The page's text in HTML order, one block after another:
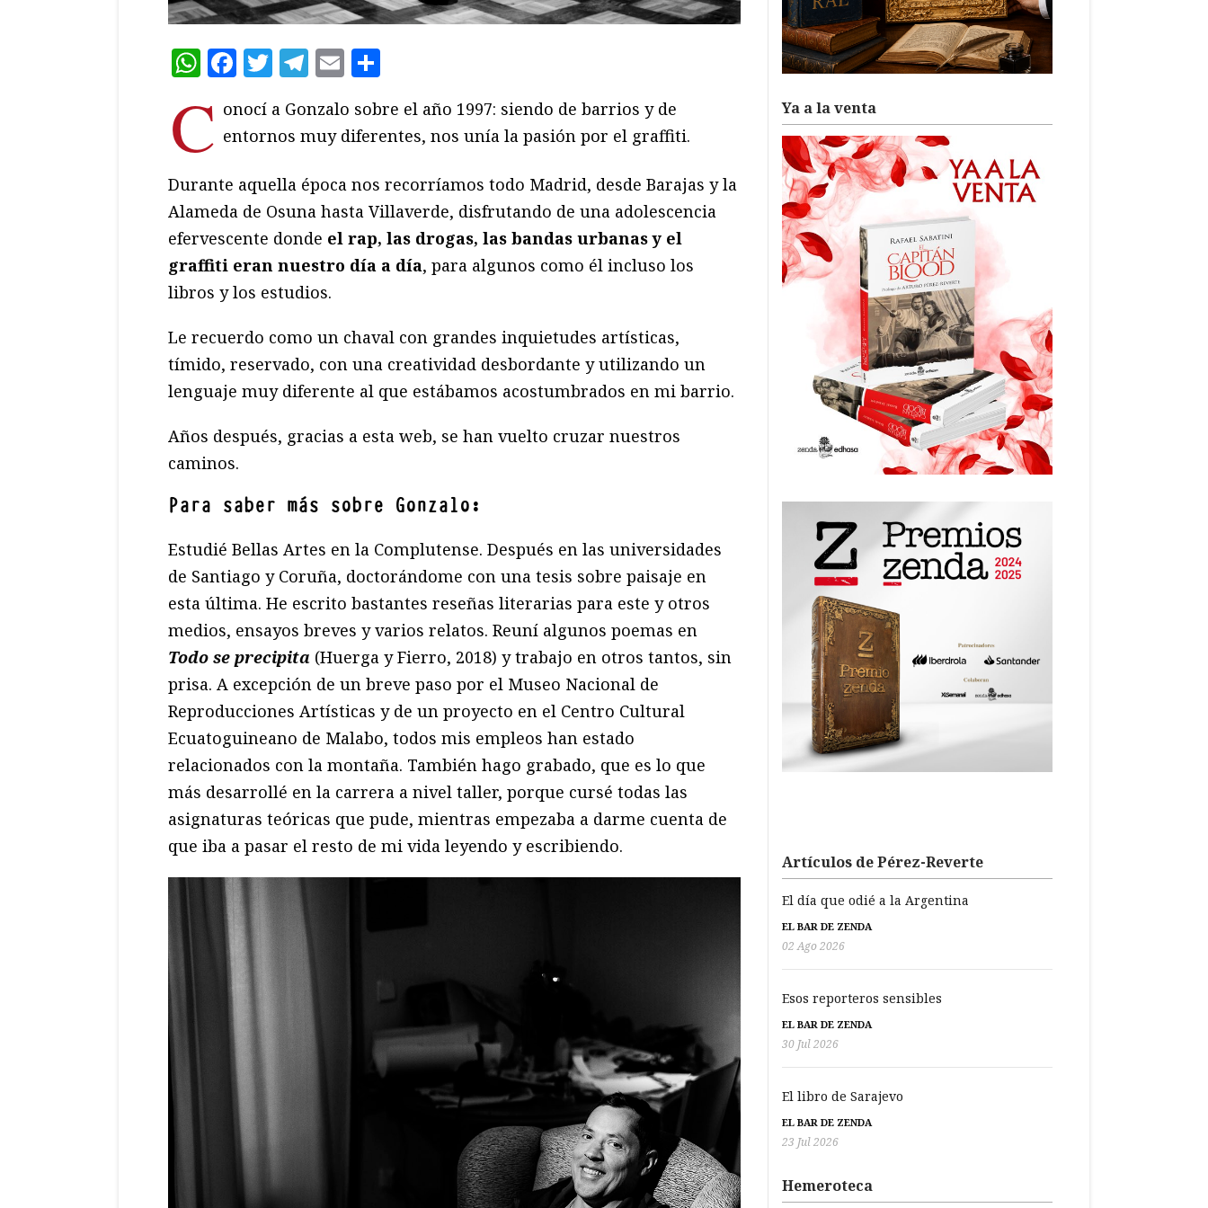
WhatsApp
Facebook
Twitter
Telegram
Email
C onocí a Gonzalo sobre el año 1997: siendo de barrios y de
entornos muy diferentes, nos unía la pasión por el graffiti.
Durante aquella época nos recorríamos todo Madrid, desde Barajas y la
Alameda de Osuna hasta Villaverde, disfrutando de una adolescencia
efervescente donde el rap, las drogas, las bandas urbanas y el
graffiti eran nuestro día a día, para algunos como él incluso los
libros y los estudios.
Le recuerdo como un chaval con grandes inquietudes artísticas,
tímido, reservado, con una creatividad desbordante y utilizando un
lenguaje muy diferente al que estábamos acostumbrados en mi barrio.
Años después, gracias a esta web, se han vuelto cruzar nuestros
caminos.
Para saber más sobre Gonzalo:
Estudié Bellas Artes en la Complutense. Después en las universidades
de Santiago y Coruña, doctorándome con una tesis sobre paisaje en
esta última. He escrito bastantes reseñas literarias para este y otros
medios, ensayos breves y varios relatos. Reuní algunos poemas en
Todo se precipita (Huerga y Fierro, 2018) y trabajo en otros tantos, sin
prisa. A excepción de un breve paso por el Museo Nacional de
Reproducciones Artísticas y de un proyecto en el Centro Cultural
Ecuatoguineano de Malabo, todos mis empleos han estado
relacionados con la montaña. También hago grabado, que es lo que
más desarrollé en la carrera a nivel taller, porque cursé todas las
asignaturas teóricas que pude, mientras empezaba a darme cuenta de
que iba a pasar el resto de mi vida leyendo y escribiendo.
Ya a la venta
Artículos de Pérez-Reverte
El día que odié a la Argentina
EL BAR DE ZENDA
02 Ago 2026
Esos reporteros sensibles
EL BAR DE ZENDA
30 Jul 2026
El libro de Sarajevo
EL BAR DE ZENDA
23 Jul 2026
Hemeroteca